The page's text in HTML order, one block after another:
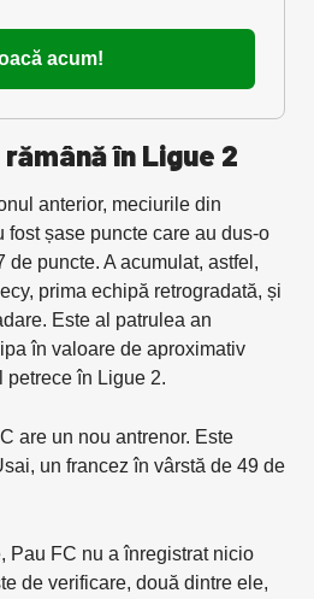
acum!
în Ligue 2
anterior, meciurile din
fost șase puncte care au dus-o
de puncte. A acumulat, astfel,
prima echipă retrogradată, și
Este al patrulea an
în valoare de aproximativ
petrece în Ligue 2.
are un nou antrenor. Este
un francez în vârstă de 49 de
Pau FC nu a înregistrat nicio
de verificare, două dintre ele,